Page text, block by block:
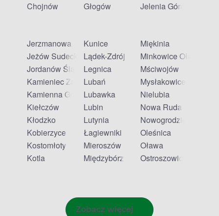
Chojnów
Głogów
Jelenia Góra
Jerzmanowa
Jeżów Sudecki
Jordanów Śląski
Kamieniec Ząbkowicki
Kamienna Góra
Kiełczów
Kłodzko
Kobierzyce
Kostomłoty
Kotla
Kunice
Lądek-Zdrój
Legnica
Lubań
Lubawka
Lubin
Lutynia
Łagiewniki
Mieroszów
Międzybórz
Miękinia
Minkowice Oławskie
Mściwojów
Mysłakowice
Nielubia
Nowa Ruda
Nowogrodziec
Oleśnica
Oława
Ostroszowice
Zobacz więcej